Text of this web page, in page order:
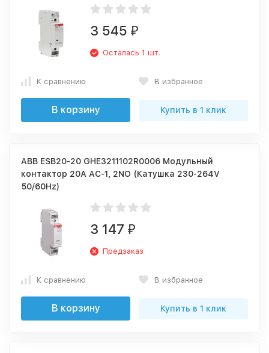
3 545 ₽
Осталась 1 шт.
К сравнению В избранное
В корзину Купить в 1 клик
ABB ESB20-20 GHE3211102R0006 Модульный
контактор 20А АС-1, 2NO (Катушка 230-264V
50/60Hz)
3 147 ₽
Предзаказ
К сравнению В избранное
В корзину Купить в 1 клик